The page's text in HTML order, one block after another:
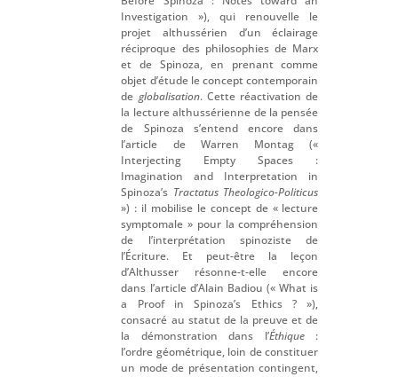
Investigation »), qui renouvelle le
projet althussérien d’un éclairage
réciproque des philosophies de Marx
et de Spinoza, en prenant comme
objet d’étude le concept contemporain
de globalisation. Cette réactivation de
la lecture althussérienne de la pensée
de Spinoza s’entend encore dans
l’article de Warren Montag («
Interjecting Empty Spaces :
Imagination and Interpretation in
Spinoza’s Tractatus Theologico-Politicus
») : il mobilise le concept de « lecture
symptomale » pour la compréhension
de l’interprétation spinoziste de
l’Écriture. Et peut-être la leçon
d’Althusser résonne-t-elle encore
dans l’article d’Alain Badiou (« What is
a Proof in Spinoza’s Ethics ? »),
consacré au statut de la preuve et de
la démonstration dans l’Éthique:
l’ordre géométrique, loin de constituer
un mode de présentation contingent,